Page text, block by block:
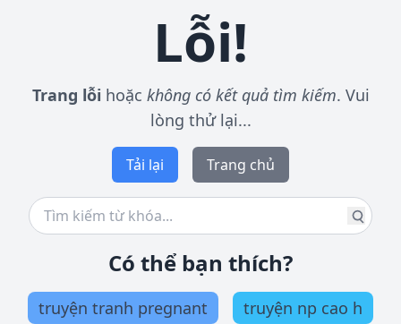
Lỗi!
Trang lỗi hoặc không có kết quả tìm kiếm. Vui
lòng thử lại...
Tải lại Trang chủ
Có thể bạn thích?
truyện tranh pregnant truyện np cao h